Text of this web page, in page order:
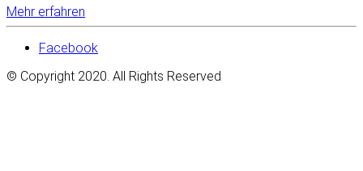
Mehr erfahren
Facebook
© Copyright 2020. All Rights Reserved